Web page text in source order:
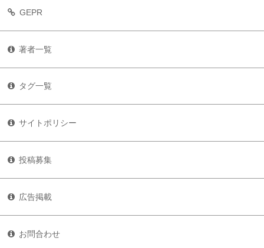
GEPR
著者一覧
タグ一覧
サイトポリシー
投稿募集
広告掲載
お問合わせ